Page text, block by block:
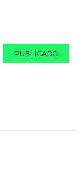
PUBLICADO